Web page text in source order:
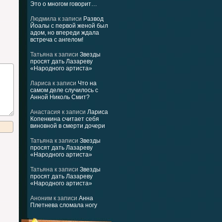
Это о многом говорит…
Людмила к записи Развод
Йоалы с первой женой был
адом, но впереди ждала
встреча с ангелом!
Татьяна к записи Звезды
просят дать Лазареву
«Народного артиста»
Лариса к записи Что на
самом деле случилось с
Анной Николь Смит?
Анастасия к записи Лариса
Копенкина считает себя
виновной в смерти дочери
Татьяна к записи Звезды
просят дать Лазареву
«Народного артиста»
Татьяна к записи Звезды
просят дать Лазареву
«Народного артиста»
Аноним к записи Анна
Плетнева сломала ногу